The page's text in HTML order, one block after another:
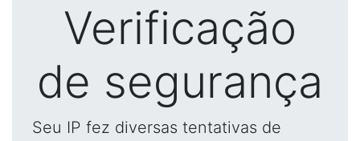
Verificação
de segurança
Seu IP fez diversas tentativas de